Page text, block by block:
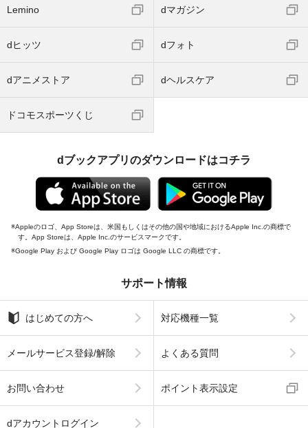
Lemino dマガジン
dヒッツ dフォト
dアニメストア dヘルスケア
ドコモスポーツくじ
dブックアプリのダウンロードはコチラ
Appleのロゴ、App Storeは、米国もしくはその他の国や地域におけるApple Inc.の商標で
す。App Storeは、Apple Inc.のサービスマークです。
Google Play および Google Play ロゴは Google LLC の商標です。
サポート情報
はじめての方へ 対応機種一覧
メールサービス登録/解除 よくある質問
お問い合わせ ポイント表示設定
dアカウントログイン